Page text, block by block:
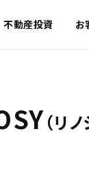
不動産投資 お
（リ